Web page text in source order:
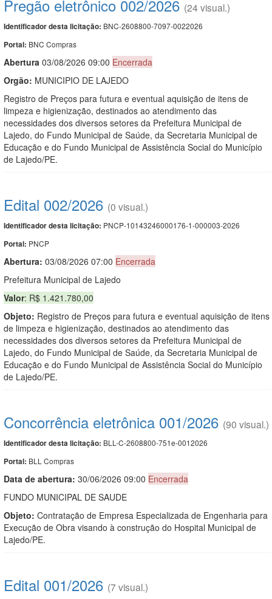
Pregão eletrônico 002/2026 (24 visual.)
Identificador desta licitação: BNC-2608800-7097-0022026
Portal: BNC Compras
Abertura 03/08/2026 09:00 Encerrada
Orgão: MUNICIPIO DE LAJEDO
Registro de Preços para futura e eventual aquisição de itens de
limpeza e higienização, destinados ao atendimento das
necessidades dos diversos setores da Prefeitura Municipal de
Lajedo, do Fundo Municipal de Saúde, da Secretaria Municipal de
Educação e do Fundo Municipal de Assistência Social do Município
de Lajedo/PE.
Edital 002/2026 (0 visual.)
Identificador desta licitação: PNCP-10143246000176-1-000003-2026
Portal: PNCP
Abertura: 03/08/2026 07:00 Encerrada
Prefeitura Municipal de Lajedo
Valor: R$ 1.421.780,00
Objeto: Registro de Preços para futura e eventual aquisição de itens
de limpeza e higienização, destinados ao atendimento das
necessidades dos diversos setores da Prefeitura Municipal de
Lajedo, do Fundo Municipal de Saúde, da Secretaria Municipal de
Educação e do Fundo Municipal de Assistência Social do Município
de Lajedo/PE.
Concorrência eletrônica 001/2026 (90 visual.)
Identificador desta licitação: BLL-C-2608800-751e-0012026
Portal: BLL Compras
Data de abertura: 30/06/2026 09:00 Encerrada
FUNDO MUNICIPAL DE SAUDE
Objeto: Contratação de Empresa Especializada de Engenharia para
Execução de Obra visando à construção do Hospital Municipal de
Lajedo/PE.
Edital 001/2026 (7 visual.)